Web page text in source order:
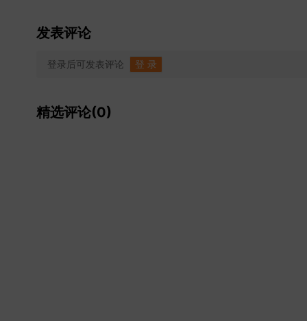
发表评论
登录后可发表评论 登 录
精选评论(0)